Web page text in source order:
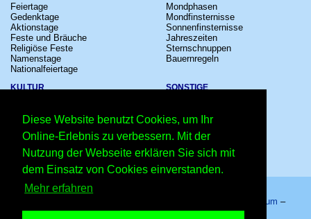
Diese Website benutzt Cookies, um Ihr
Online-Erlebnis zu verbessern. Mit der
Nutzung der Webseite erklären Sie sich mit
dem Einsatz von Cookies einverstanden.
Mehr erfahren
Feiertage
Gedenktage
Aktionstage
Feste und Bräuche
Religiöse Feste
Namenstage
Nationalfeiertage
Mondphasen
Mondfinsternisse
Sonnenfinsternisse
Jahreszeiten
Sternschnuppen
Bauernregeln
KULTUR
Festivals
Großevents
Fußball
Comedy
Shows
SONSTIGE
Schalttage
Wahltage
Messen
Erinnerungen
Volksfeste
Impressum –
Datenschutzhinweis–Kontakt